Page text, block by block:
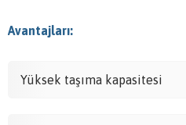
Avantajları:
Yüksek taşıma kapasitesi